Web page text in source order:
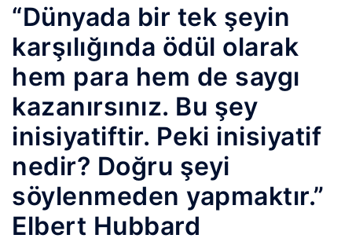
“Dünyada bir tek şeyin
karşılığında ödül olarak
hem para hem de saygı
kazanırsınız. Bu şey
inisiyatiftir. Peki inisiyatif
nedir? Doğru şeyi
söylenmeden yapmaktır.”
Elbert Hubbard